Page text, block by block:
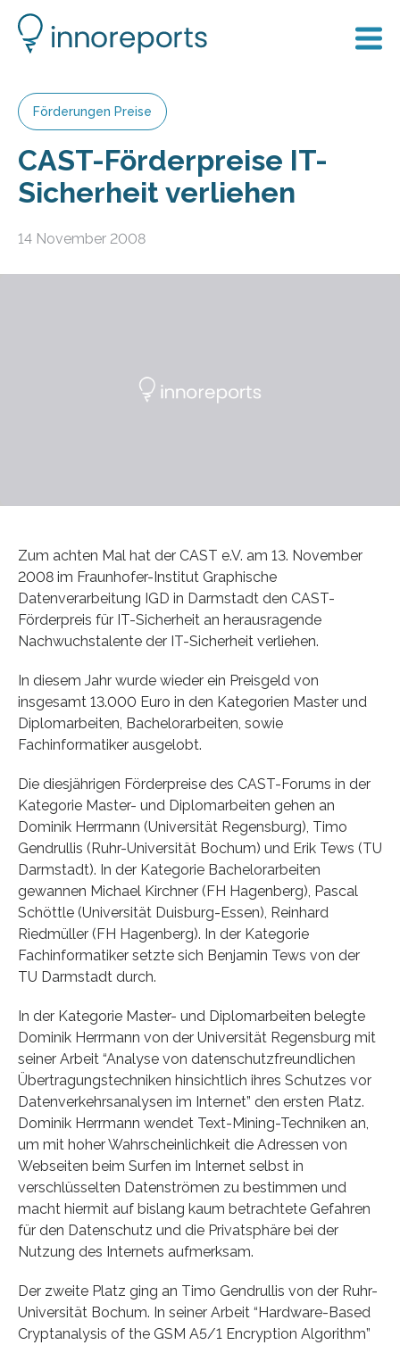
Förderungen Preise
CAST-Förderpreise IT-
Sicherheit verliehen
14 November 2008
Zum achten Mal hat der CAST e.V. am 13. November
2008 im Fraunhofer-Institut Graphische
Datenverarbeitung IGD in Darmstadt den CAST-
Förderpreis für IT-Sicherheit an herausragende
Nachwuchstalente der IT-Sicherheit verliehen.
In diesem Jahr wurde wieder ein Preisgeld von
insgesamt 13.000 Euro in den Kategorien Master und
Diplomarbeiten, Bachelorarbeiten, sowie
Fachinformatiker ausgelobt.
Die diesjährigen Förderpreise des CAST-Forums in der
Kategorie Master- und Diplomarbeiten gehen an
Dominik Herrmann (Universität Regensburg), Timo
Gendrullis (Ruhr-Universität Bochum) und Erik Tews (TU
Darmstadt). In der Kategorie Bachelorarbeiten
gewannen Michael Kirchner (FH Hagenberg), Pascal
Schöttle (Universität Duisburg-Essen), Reinhard
Riedmüller (FH Hagenberg). In der Kategorie
Fachinformatiker setzte sich Benjamin Tews von der
TU Darmstadt durch.
In der Kategorie Master- und Diplomarbeiten belegte
Dominik Herrmann von der Universität Regensburg mit
seiner Arbeit “Analyse von datenschutzfreundlichen
Übertragungstechniken hinsichtlich ihres Schutzes vor
Datenverkehrsanalysen im Internet” den ersten Platz.
Dominik Herrmann wendet Text-Mining-Techniken an,
um mit hoher Wahrscheinlichkeit die Adressen von
Webseiten beim Surfen im Internet selbst in
verschlüsselten Datenströmen zu bestimmen und
macht hiermit auf bislang kaum betrachtete Gefahren
für den Datenschutz und die Privatsphäre bei der
Nutzung des Internets aufmerksam.
Der zweite Platz ging an Timo Gendrullis von der Ruhr-
Universität Bochum. In seiner Arbeit “Hardware-Based
Cryptanalysis of the GSM A5/1 Encryption Algorithm”